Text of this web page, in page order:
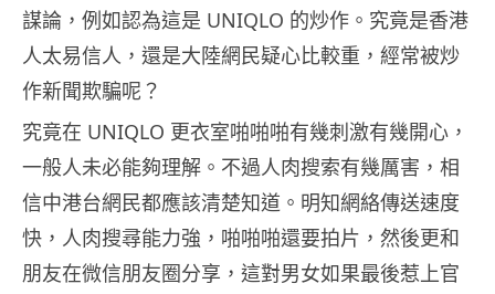
謀論，例如認為這是 UNIQLO 的炒作。究竟是香港
人太易信人，還是大陸網民疑心比較重，經常被炒
作新聞欺騙呢？
究竟在 UNIQLO 更衣室啪啪啪有幾刺激有幾開心，
一般人未必能夠理解。不過人肉搜索有幾厲害，相
信中港台網民都應該清楚知道。明知網絡傳送速度
快，人肉搜尋能力強，啪啪啪還要拍片，然後更和
朋友在微信朋友圈分享，這對男女如果最後惹上官